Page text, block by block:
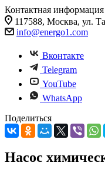
Контактная информация
117588, Москва, ул.
info@energo1.com
Вконтакте
Telegram
YouTube
WhatsApp
Поделиться
Насос